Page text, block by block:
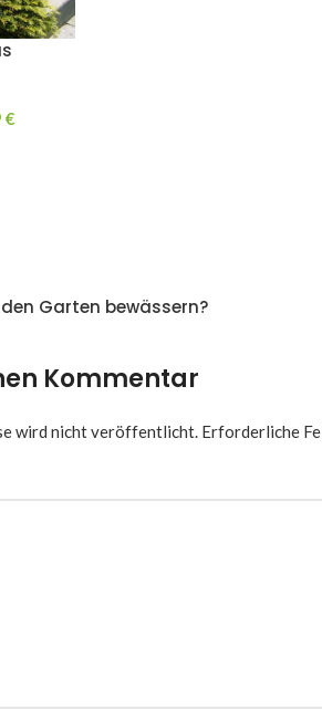
€
Garten bewässern?
Kommentar
wird nicht veröffentlicht. Erforderliche